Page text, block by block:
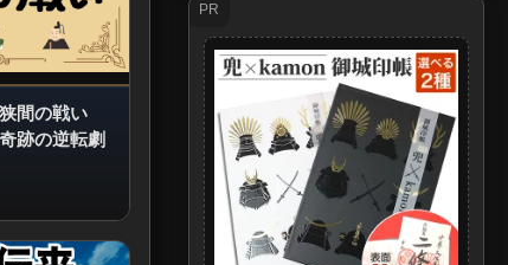
間の戦い
跡の逆転劇
PR